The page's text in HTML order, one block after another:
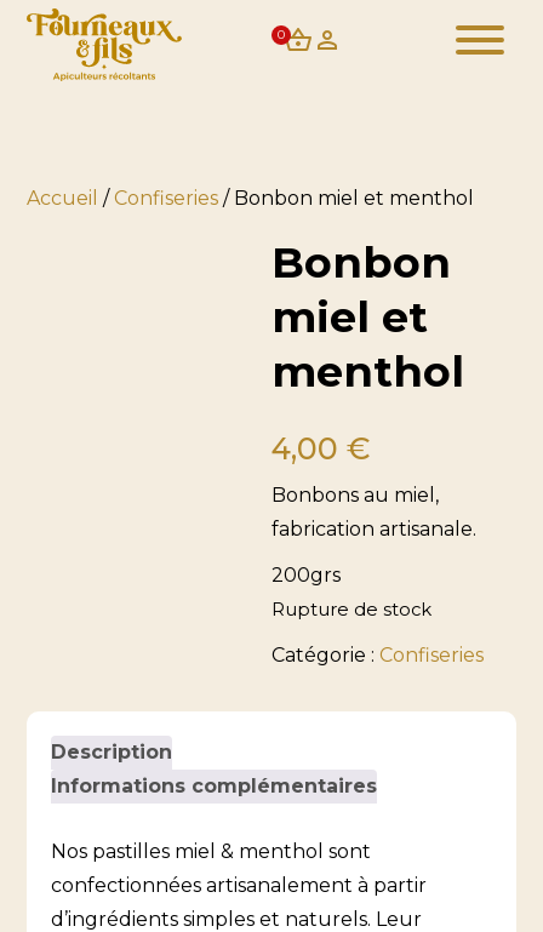
0
Accueil /Confiseries / Bonbon miel et menthol
Bonbon
miel et
menthol
4,00 €
Bonbons au miel,
fabrication artisanale.
200grs
Rupture de stock
Catégorie : Confiseries
Description
Informations complémentaires
Nos pastilles miel & menthol sont
confectionnées artisanalement à partir
d’ingrédients simples et naturels. Leur